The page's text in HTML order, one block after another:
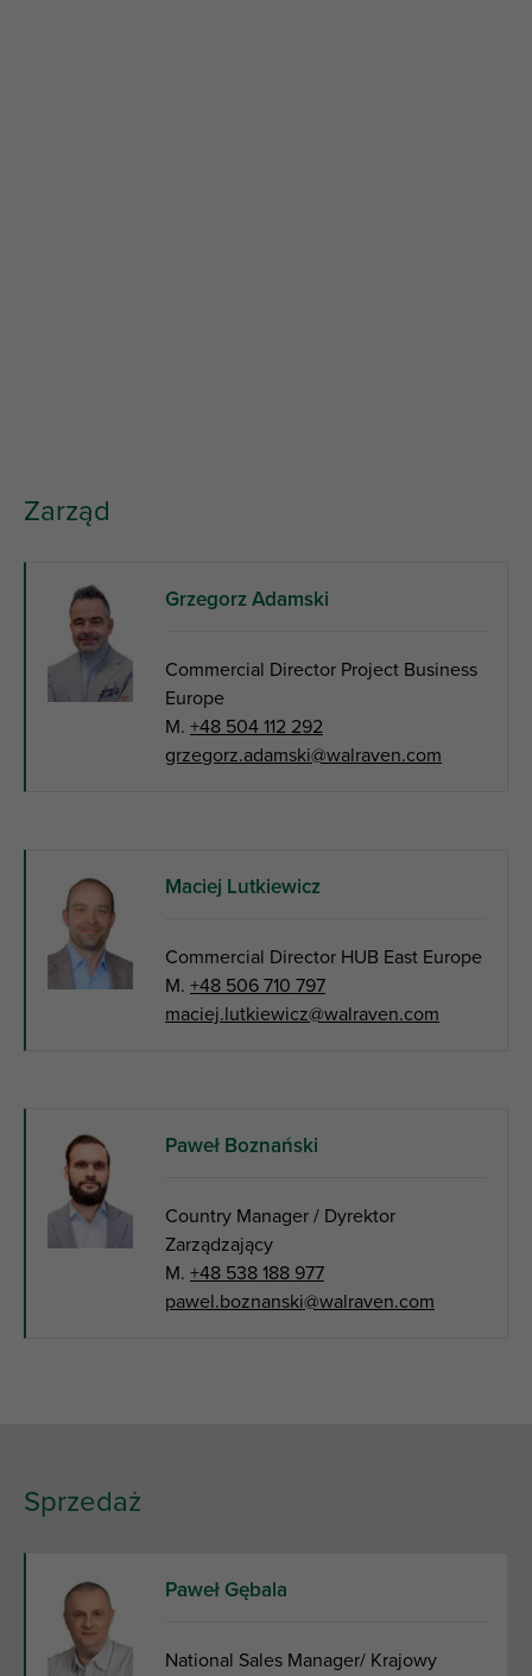
Zarząd
Grzegorz Adamski
Commercial Director Project Business
Europe
M. +48 504 112 292
grzegorz.adamski@walraven.com
Maciej Lutkiewicz
Commercial Director HUB East Europe
M. +48 506 710 797
maciej.lutkiewicz@walraven.com
Paweł Boznański
Country Manager / Dyrektor
Zarządzający
M. +48 538 188 977
pawel.boznanski@walraven.com
Sprzedaż
Paweł Gębala
National Sales Manager/ Krajowy